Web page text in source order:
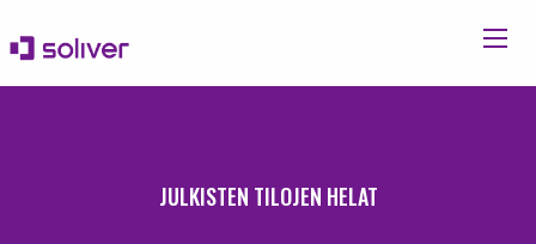
JULKISTEN TILOJEN HELAT